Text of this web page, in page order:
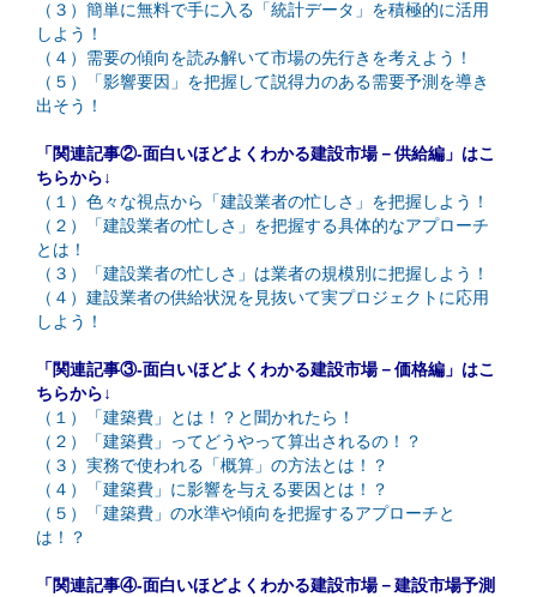
（３）簡単に無料で手に入る「統計データ」を積極的に活用
しよう！
（４）需要の傾向を読み解いて市場の先行きを考えよう！
（５）「影響要因」を把握して説得力のある需要予測を導き
出そう！
「関連記事②-面白いほどよくわかる建設市場－供給編」はこ
ちらから↓
（１）色々な視点から「建設業者の忙しさ」を把握しよう！
（２）「建設業者の忙しさ」を把握する具体的なアプローチ
とは！
（３）「建設業者の忙しさ」は業者の規模別に把握しよう！
（４）建設業者の供給状況を見抜いて実プロジェクトに応用
しよう！
「関連記事③-面白いほどよくわかる建設市場－価格編」はこ
ちらから↓
（１）「建築費」とは！？と聞かれたら！
（２）「建築費」ってどうやって算出されるの！？
（３）実務で使われる「概算」の方法とは！？
（４）「建築費」に影響を与える要因とは！？
（５）「建築費」の水準や傾向を把握するアプローチと
は！？
「関連記事④-面白いほどよくわかる建設市場－建設市場予測